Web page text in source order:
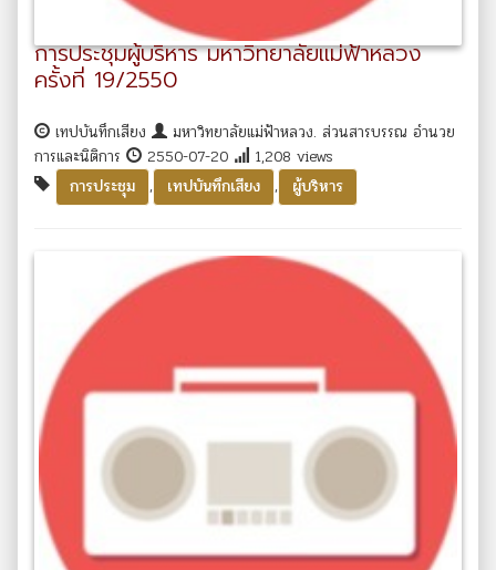
การประชุมผู้บริหาร มหาวิทยาลัยแม่ฟ้าหลวง
ครั้งที่ 19/2550
เทปบันทึกเสียง
มหาวิทยาลัยแม่ฟ้าหลวง. ส่วนสารบรรณ อำนวย
การและนิติการ
2550-07-20
1,208 views
การประชุม
, เทปบันทึกเสียง , ผู้บริหาร